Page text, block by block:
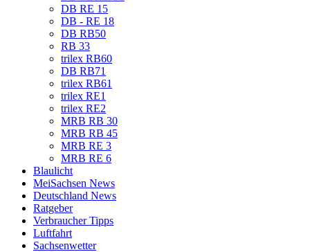
DB RE 15
DB - RE 18
DB RB50
RB 33
trilex RB60
DB RB71
trilex RB61
trilex RE1
trilex RE2
MRB RB 30
MRB RB 45
MRB RE 3
MRB RE 6
Blaulicht
MeiSachsen News
Deutschland News
Ratgeber
Verbraucher Tipps
Luftfahrt
Sachsenwetter